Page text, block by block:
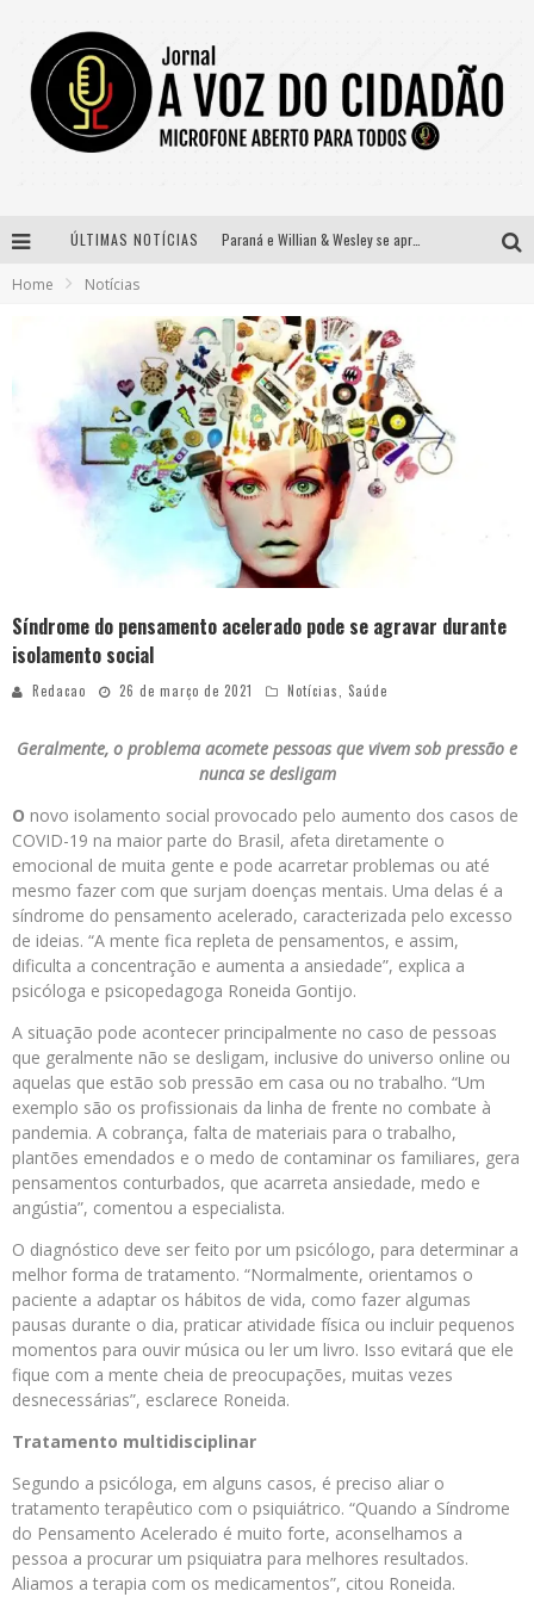
ÚLTIMAS NOTÍCIAS Paraná e Willian & Wesley se apresentam no Carretão Trevo Contagem nesta sexta-feira
Definidas as 12 finalistas do concurso Rainha do Pedro Leopoldo Rodeio Show 2026
Home Notícias
Síndrome do pensamento acelerado pode se agravar durante
isolamento social
Redacao 26 de março de 2021 Notícias, Saúde
Geralmente, o problema acomete pessoas que vivem sob pressão e
nunca se desligam
O novo isolamento social provocado pelo aumento dos casos de
COVID-19 na maior parte do Brasil, afeta diretamente o
emocional de muita gente e pode acarretar problemas ou até
mesmo fazer com que surjam doenças mentais. Uma delas é a
síndrome do pensamento acelerado, caracterizada pelo excesso
de ideias. “A mente fica repleta de pensamentos, e assim,
dificulta a concentração e aumenta a ansiedade”, explica a
psicóloga e psicopedagoga Roneida Gontijo.
A situação pode acontecer principalmente no caso de pessoas
que geralmente não se desligam, inclusive do universo online ou
aquelas que estão sob pressão em casa ou no trabalho. “Um
exemplo são os profissionais da linha de frente no combate à
pandemia. A cobrança, falta de materiais para o trabalho,
plantões emendados e o medo de contaminar os familiares, gera
pensamentos conturbados, que acarreta ansiedade, medo e
angústia”, comentou a especialista.
O diagnóstico deve ser feito por um psicólogo, para determinar a
melhor forma de tratamento. “Normalmente, orientamos o
paciente a adaptar os hábitos de vida, como fazer algumas
pausas durante o dia, praticar atividade física ou incluir pequenos
momentos para ouvir música ou ler um livro. Isso evitará que ele
fique com a mente cheia de preocupações, muitas vezes
desnecessárias”, esclarece Roneida.
Tratamento multidisciplinar
Segundo a psicóloga, em alguns casos, é preciso aliar o
tratamento terapêutico com o psiquiátrico. “Quando a Síndrome
do Pensamento Acelerado é muito forte, aconselhamos a
pessoa a procurar um psiquiatra para melhores resultados.
Aliamos a terapia com os medicamentos”, citou Roneida.